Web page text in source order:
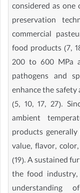
considered as
preservation
commercial
food products (7,
200 to 600 MPa
pathogens and
enhance the
(5, 10, 17, 27).
ambient
products
value, flavor,
(19). A sustained
the food